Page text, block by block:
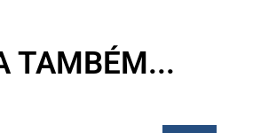
TAMBÉM...